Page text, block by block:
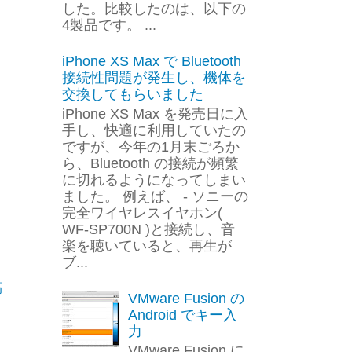
した。比較したのは、以下の
4製品です。 ...
iPhone XS Max で Bluetooth
接続性問題が発生し、機体を
交換してもらいました
iPhone XS Max を発売日に入
手し、快適に利用していたの
ですが、今年の1月末ごろか
ら、Bluetooth の接続が頻繁
に切れるようになってしまい
ました。 例えば、 - ソニーの
完全ワイヤレスイヤホン(
WF-SP700N )と接続し、音
楽を聴いていると、再生が
ブ...
VMware Fusion の
Android でキー入
力